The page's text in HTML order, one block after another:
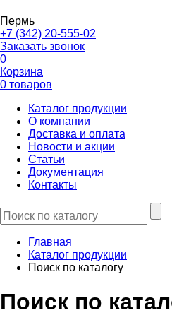
Пермь
+7 (342) 20-555-02
Заказать звонок
0
Корзина
0 товаров
Каталог продукции
О компании
Доставка и оплата
Новости и акции
Статьи
Документация
Контакты
Главная
Каталог продукции
Поиск по каталогу
Поиск по